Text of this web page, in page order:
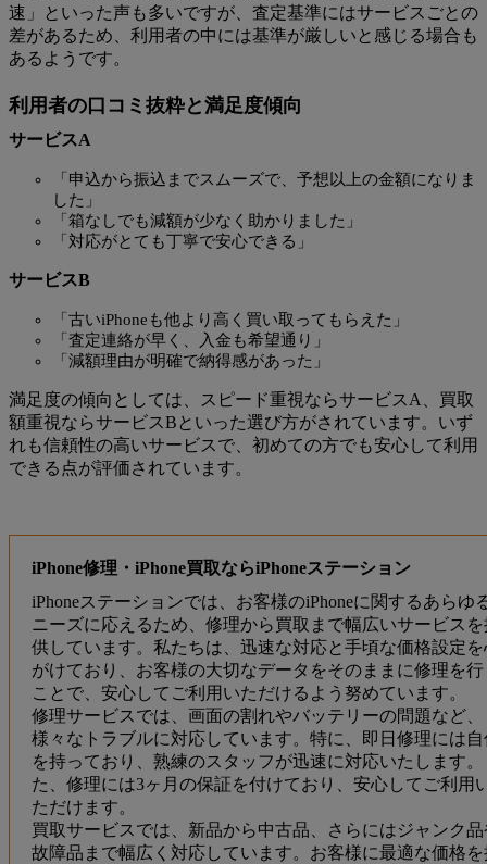
速」といった声も多いですが、査定基準にはサービスごとの
差があるため、利用者の中には基準が厳しいと感じる場合も
あるようです。
利用者の口コミ抜粋と満足度傾向
サービスA
「申込から振込までスムーズで、予想以上の金額になりま
した」
「箱なしでも減額が少なく助かりました」
「対応がとても丁寧で安心できる」
サービスB
「古いiPhoneも他より高く買い取ってもらえた」
「査定連絡が早く、入金も希望通り」
「減額理由が明確で納得感があった」
満足度の傾向としては、スピード重視ならサービスA、買取
額重視ならサービスBといった選び方がされています。いず
れも信頼性の高いサービスで、初めての方でも安心して利用
できる点が評価されています。
iPhone修理・iPhone買取ならiPhoneステーション
iPhoneステーションでは、お客様のiPhoneに関するあらゆ
ニーズに応えるため、修理から買取まで幅広いサービスを
供しています。私たちは、迅速な対応と手頃な価格設定を
がけており、お客様の大切なデータをそのままに修理を行
ことで、安心してご利用いただけるよう努めています。
修理サービスでは、画面の割れやバッテリーの問題など、
様々なトラブルに対応しています。特に、即日修理には自
を持っており、熟練のスタッフが迅速に対応いたします。
た、修理には3ヶ月の保証を付けており、安心してご利用
ただけます。
買取サービスでは、新品から中古品、さらにはジャンク品
故障品まで幅広く対応しています。お客様に最適な価格を